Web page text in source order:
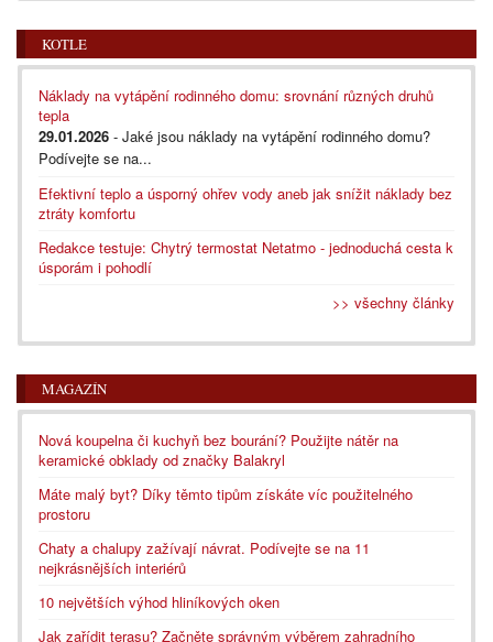
KOTLE
Náklady na vytápění rodinného domu: srovnání různých druhů
tepla
29.01.2026 - Jaké jsou náklady na vytápění rodinného domu?
Podívejte se na...
Efektivní teplo a úsporný ohřev vody aneb jak snížit náklady bez
ztráty komfortu
Redakce testuje: Chytrý termostat Netatmo - jednoduchá cesta k
úsporám i pohodlí
>> všechny články
MAGAZÍN
Nová koupelna či kuchyň bez bourání? Použijte nátěr na
keramické obklady od značky Balakryl
Máte malý byt? Díky těmto tipům získáte víc použitelného
prostoru
Chaty a chalupy zažívají návrat. Podívejte se na 11
nejkrásnějších interiérů
10 největších výhod hliníkových oken
Jak zařídit terasu? Začněte správným výběrem zahradního